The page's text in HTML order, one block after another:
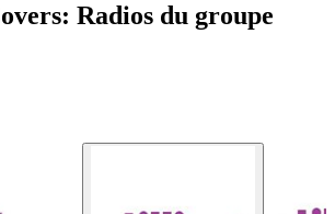
Radios du groupe